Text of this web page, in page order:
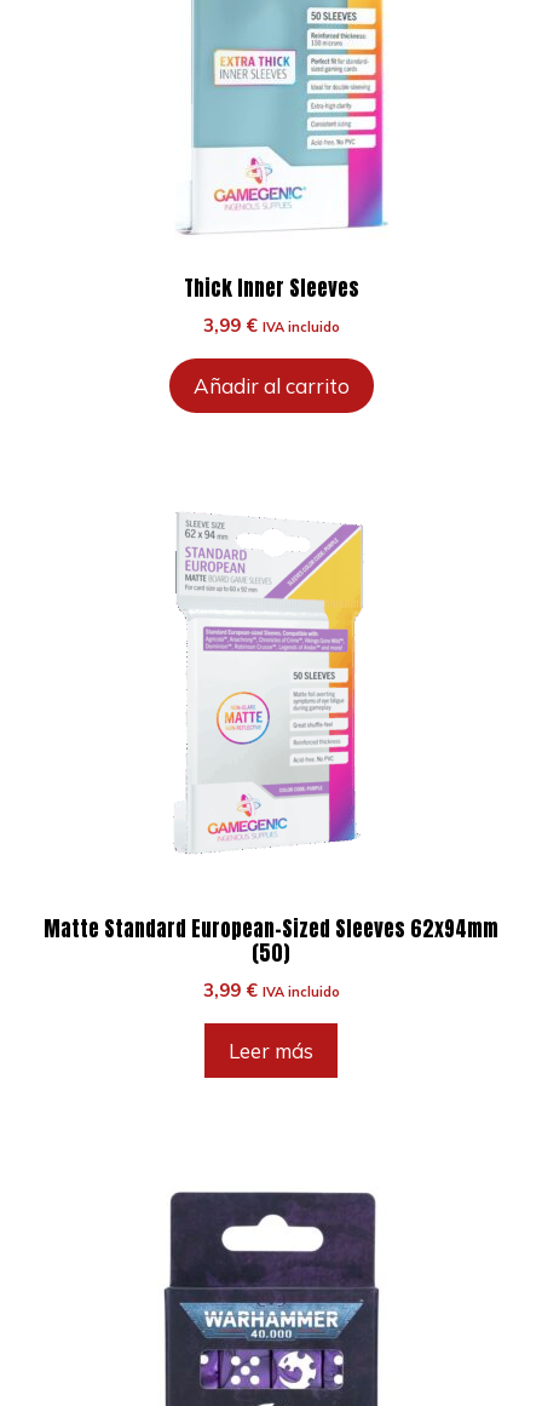
Thick Inner Sleeves
3,99 € IVA incluido
Añadir al carrito
Matte Standard European-Sized Sleeves 62x94mm
(50)
3,99 € IVA incluido
Leer más